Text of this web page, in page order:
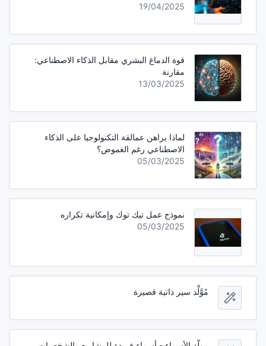
19/04/2025
قوة الدماغ البشري مقابل الذكاء الاصطناعي:
مقارنة
13/03/2025
لماذا يراهن عمالقة التكنولوجيا على الذكاء
الاصطناعي رغم الغموض؟
05/03/2025
نموذج عمل تيك توك وإمكانية تكراره
05/03/2025
مُوَّلِّد سير ذاتية قصيرة